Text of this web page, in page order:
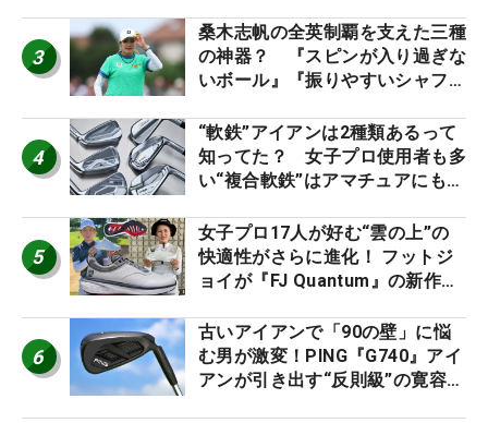
3
桑木志帆の全英制覇を支えた三種
の神器？ 『スピンが入り過ぎな
いボール』『振りやすいシャフ
ー』 #女子プロセッティング
4
“軟鉄”アイアンは2種類あるって
知ってた？ 女子プロ使用者も多
い“複合軟鉄”はアマチュアにもオ
5
女子プロ17人が好む“雲の上”の
快適性がさらに進化！ フットジ
ョイが『FJ Quantum』の新作を
6
古いアイアンで「90の壁」に悩
む男が激変！PING『G740』アイ
アンが引き出す“反則級”の寛容性